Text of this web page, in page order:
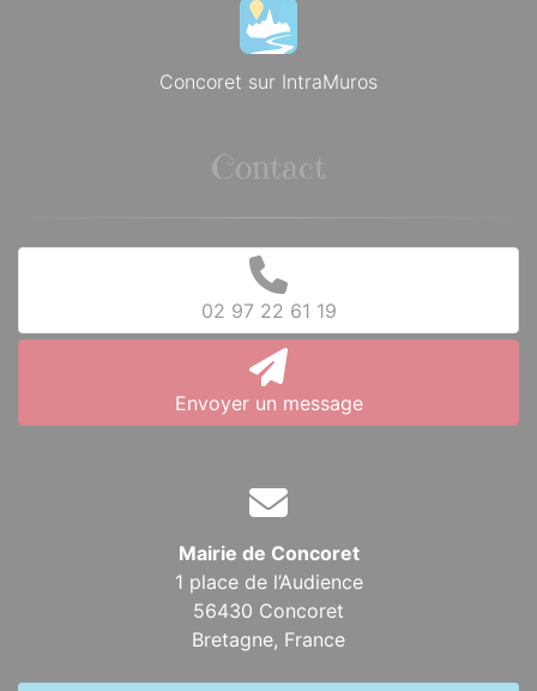
Concoret sur IntraMuros
Contact
02 97 22 61 19
Envoyer un message
Mairie de Concoret
1 place de l’Audience
56430 Concoret
Bretagne, France